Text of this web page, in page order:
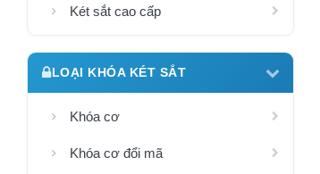
Két sắt cao cấp
LOẠI KHÓA KÉT SẮT
Khóa cơ
Khóa cơ đổi mã